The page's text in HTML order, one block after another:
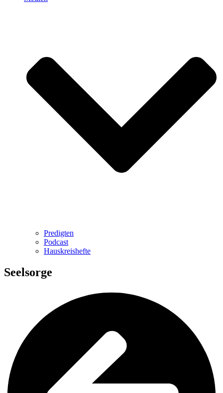
Predigten
Podcast
Hauskreishefte
Seelsorge